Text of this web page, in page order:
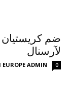
ضم كريستيان
لآرسنال
EUROPE ADMIN 0